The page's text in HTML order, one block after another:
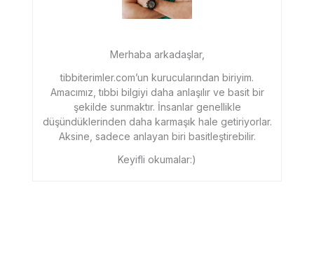
Merhaba arkadaşlar,
tibbiterimler.com’un kurucularından biriyim.
Amacımız, tıbbi bilgiyi daha anlaşılır ve basit bir
şekilde sunmaktır. İnsanlar genellikle
düşündüklerinden daha karmaşık hale getiriyorlar.
Aksine, sadece anlayan biri basitleştirebilir.
Keyifli okumalar:)